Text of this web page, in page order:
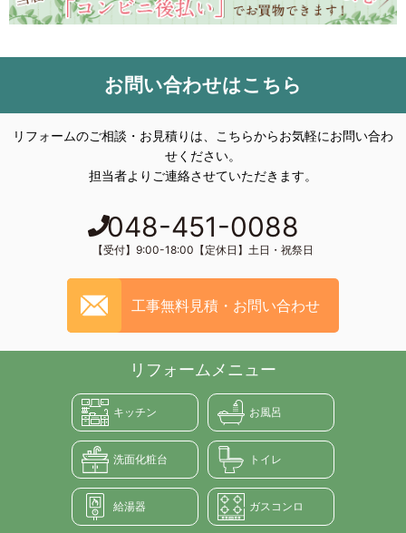
お問い合わせはこちら
リフォームのご相談・お見積りは、こちらからお気軽にお問い合わ
せください。
担当者よりご連絡させていただきます。
048-451-0088
【受付】9:00-18:00【定休日】土日・祝祭日
工事無料見積・お問い合わせ
リフォームメニュー
キッチン お風呂
洗面化粧台 トイレ
給湯器 ガスコンロ